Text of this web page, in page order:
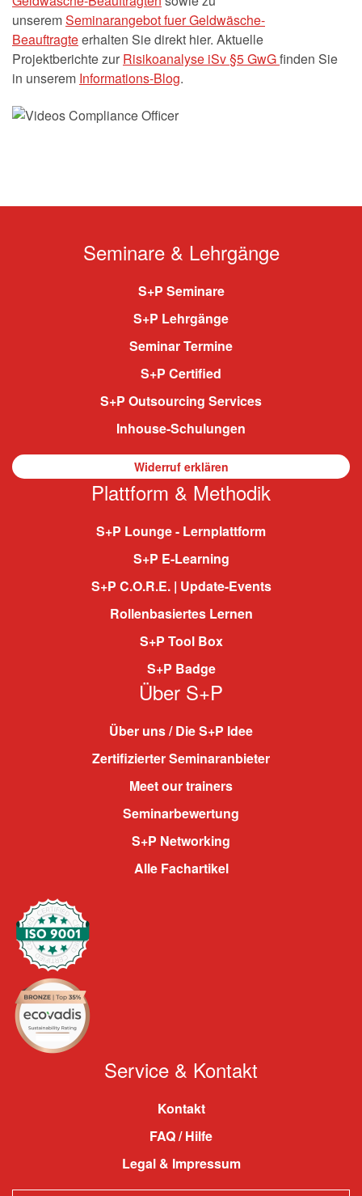
unseremSeminarangebot fuer Geldwäsche-
Beauftragteerhalten Sie direkt hier. Aktuelle
Projektberichte zur Risikoanalyse iSv §5 GwGfinden Sie
in unserem Informations-Blog.
Seminare & Lehrgänge
S+P Seminare
S+P Lehrgänge
Seminar Termine
S+P Certified
S+P Outsourcing Services
Inhouse-Schulungen
Widerruf erklären
Plattform & Methodik
S+P Lounge - Lernplattform
S+P E-Learning
S+P C.O.R.E. | Update-Events
Rollenbasiertes Lernen
S+P Tool Box
S+P Badge
Über S+P
Über uns / Die S+P Idee
Zertifizierter Seminaranbieter
Meet our trainers
Seminarbewertung
S+P Networking
Alle Fachartikel
Service & Kontakt
Kontakt
FAQ / Hilfe
Legal & Impressum